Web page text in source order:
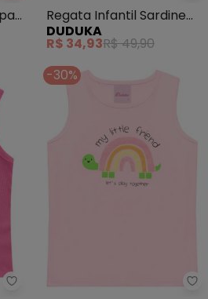
Regata Infantil Sardine
DUDUKA
R$ 34,93R$ 49,90
Fakini Kids - Regata (Rosa)
-30%